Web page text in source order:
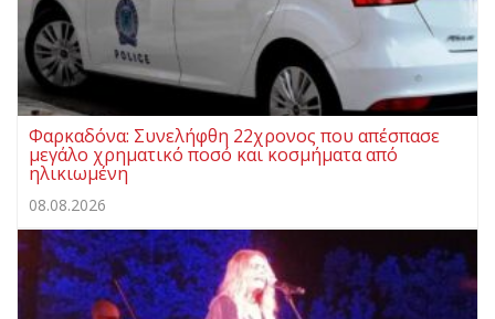
Φαρκαδόνα: Συνελήφθη 22χρονος που απέσπασε
μεγάλο χρηματικό ποσό και κοσμήματα από
ηλικιωμένη
08.08.2026